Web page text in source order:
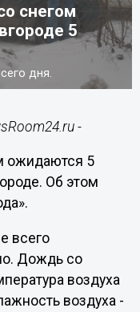
снегом
5
дня.
-
ожидаются 5
Об этом
всего
Дождь со
воздуха
воздуха -